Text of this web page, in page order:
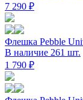
7 290 ₽
Флешка Pebble
В наличие 261 шт.
1 790 ₽